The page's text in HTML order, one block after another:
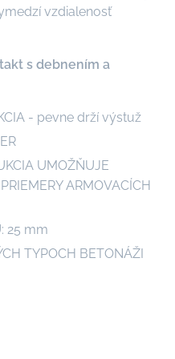
vzdialenosť
s debnením a
- pevne drží výstuž
UMOŽŇUJE
ARMOVACÍCH
25 mm
TYPOCH BETONÁŽI